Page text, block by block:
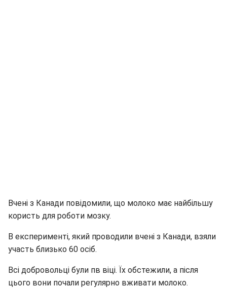
Вчені з Канади повідомили, що молоко має найбільшу
користь для роботи мозку.
В експерименті, який проводили вчені з Канади, взяли
участь близько 60 осіб.
Всі добровольці були пв віці. Їх обстежили, а після
цього вони почали регулярно вживати молоко.